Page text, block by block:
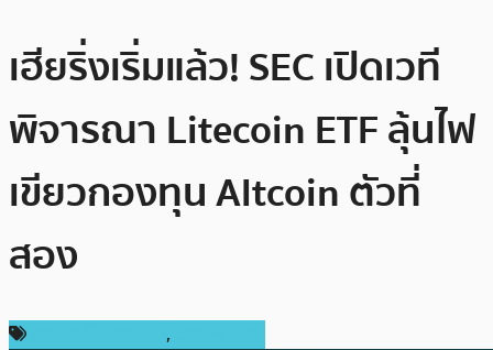
เฮียริ่งเริ่มแล้ว! SEC เปิดเวที
พิจารณา Litecoin ETF ลุ้นไฟ
เขียวกองทุน Altcoin ตัวที่
สอง
,